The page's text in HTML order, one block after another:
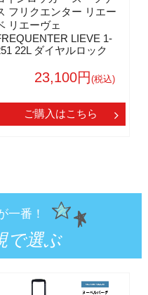
フリクエンター リエー
リエーヴェ
LIEVE 1-
22L ダイヤルロック
23,100円(税込)
ご購入はこちら
一番！
で選ぶ